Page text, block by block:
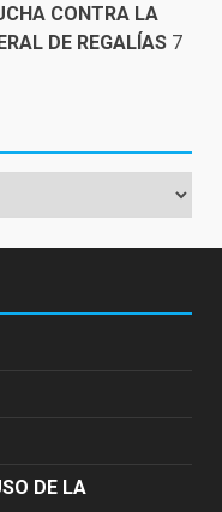
CONTRA LA
DE REGALÍAS 7
DE LA